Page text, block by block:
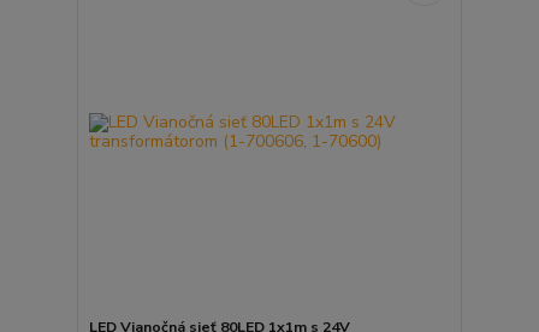
LED Vianočná sieť 80LED 1x1m s 24V